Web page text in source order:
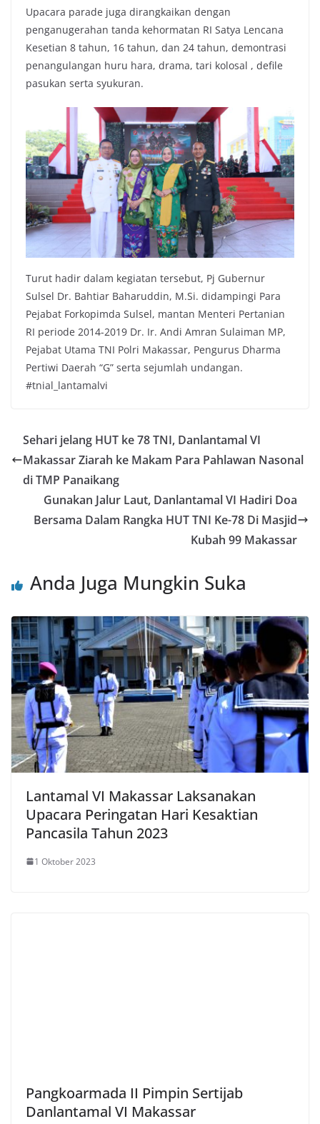
Upacara parade juga dirangkaikan dengan
penganugerahan tanda kehormatan RI Satya Lencana
Kesetian 8 tahun, 16 tahun, dan 24 tahun, demontrasi
penangulangan huru hara, drama, tari kolosal , defile
pasukan serta syukuran.
Turut hadir dalam kegiatan tersebut, Pj Gubernur
Sulsel Dr. Bahtiar Baharuddin, M.Si. didampingi Para
Pejabat Forkopimda Sulsel, mantan Menteri Pertanian
RI periode 2014-2019 Dr. Ir. Andi Amran Sulaiman MP,
Pejabat Utama TNI Polri Makassar, Pengurus Dharma
Pertiwi Daerah “G” serta sejumlah undangan.
#tnial_lantamalvi
Sehari jelang HUT ke 78 TNI, Danlantamal VI
Makassar Ziarah ke Makam Para Pahlawan Nasonal
di TMP Panaikang
Gunakan Jalur Laut, Danlantamal VI Hadiri Doa
Bersama Dalam Rangka HUT TNI Ke-78 Di Masjid
Kubah 99 Makassar
Anda Juga Mungkin Suka
Lantamal VI Makassar Laksanakan
Upacara Peringatan Hari Kesaktian
Pancasila Tahun 2023
1 Oktober 2023
Pangkoarmada II Pimpin Sertijab
Danlantamal VI Makassar